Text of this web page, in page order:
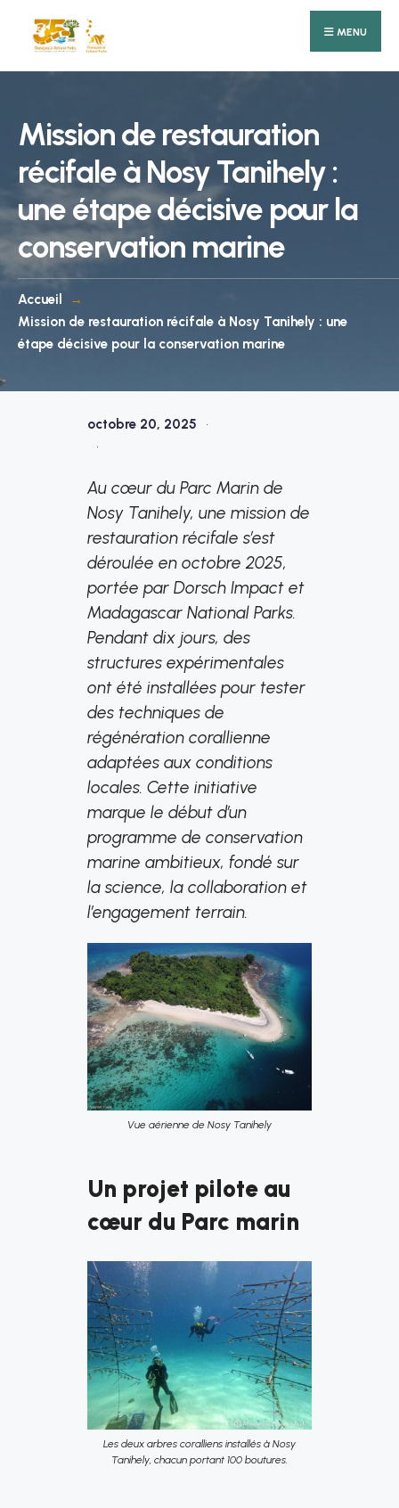
Skip
content
MENU
Mission de restauration
récifale à Nosy Tanihely :
une étape décisive pour la
conservation marine
Accueil
Mission de restauration récifale à Nosy Tanihely : une
étape décisive pour la conservation marine
octobre 20, 2025
•
•
Au cœur du Parc Marin de
Nosy Tanihely, une mission de
restauration récifale s’est
déroulée en octobre 2025,
portée par Dorsch Impact et
Madagascar National Parks.
Pendant dix jours, des
structures expérimentales
ont été installées pour tester
des techniques de
régénération corallienne
adaptées aux conditions
locales. Cette initiative
marque le début d’un
programme de conservation
marine ambitieux, fondé sur
la science, la collaboration et
l’engagement terrain.
Vue aérienne de Nosy Tanihely
Un projet pilote au
cœur du Parc marin
Les deux arbres coralliens installés à Nosy
Tanihely, chacun portant 100 boutures.
for: